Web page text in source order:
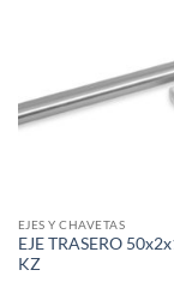
EJES Y CHAVETAS
EJE TRASERO
KZ